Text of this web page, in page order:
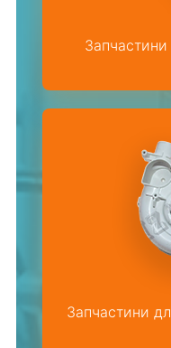
Запчастини